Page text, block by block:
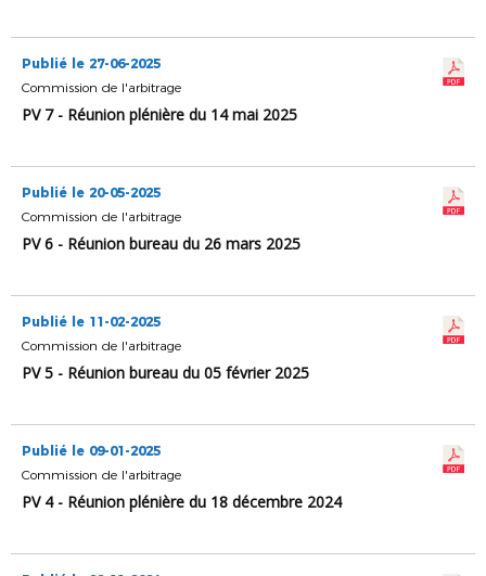
Publié le 27-06-2025
Commission de l'arbitrage
PV 7 - Réunion plénière du 14 mai 2025
Publié le 20-05-2025
Commission de l'arbitrage
PV 6 - Réunion bureau du 26 mars 2025
Publié le 11-02-2025
Commission de l'arbitrage
PV 5 - Réunion bureau du 05 février 2025
Publié le 09-01-2025
Commission de l'arbitrage
PV 4 - Réunion plénière du 18 décembre 2024